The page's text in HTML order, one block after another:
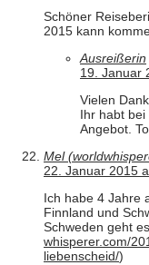
Schöner
2015 kann
Ausreißerin
19. Januar
Vielen
Ihr habt bei
Angebot.
Mel
22. Januar 2015
Ich habe 4 Jahre
Finnland und
Schweden geht
whisperer.com/
liebenscheid/)